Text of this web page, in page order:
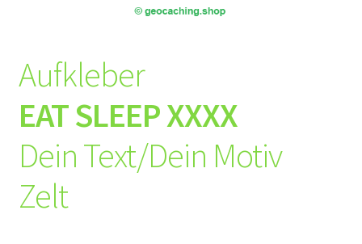
Aufkleber
EAT SLEEP XXXX
Dein Text/Dein Motiv
Zelt